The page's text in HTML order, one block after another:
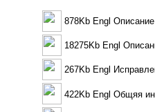
878Kb Engl
18275Kb Engl
267Kb Engl
422Kb Engl Общяя